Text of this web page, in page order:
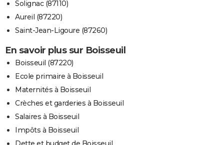
Solignac (87110)
Aureil (87220)
Saint-Jean-Ligoure (87260)
En savoir plus sur Boisseuil
Boisseuil (87220)
Ecole primaire à Boisseuil
Maternités à Boisseuil
Crèches et garderies à Boisseuil
Salaires à Boisseuil
Impôts à Boisseuil